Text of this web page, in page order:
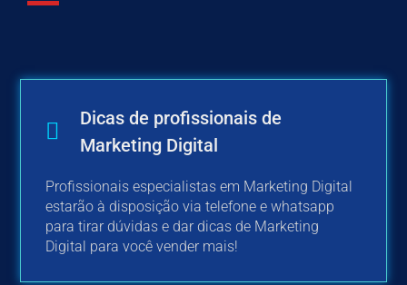
Dicas de profissionais de
Marketing Digital
Profissionais especialistas em Marketing Digital
estarão à disposição via telefone e whatsapp
para tirar dúvidas e dar dicas de Marketing
Digital para você vender mais!